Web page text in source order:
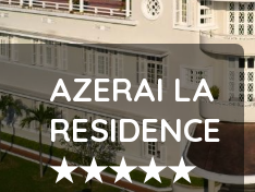
AZERAI LA
RESIDENCE
★★★★★